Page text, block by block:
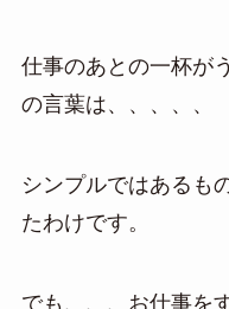
仕事のあとの一杯が
の言葉は、、、、、
シンプルではあるも
たわけです。
でも、、、お仕事を